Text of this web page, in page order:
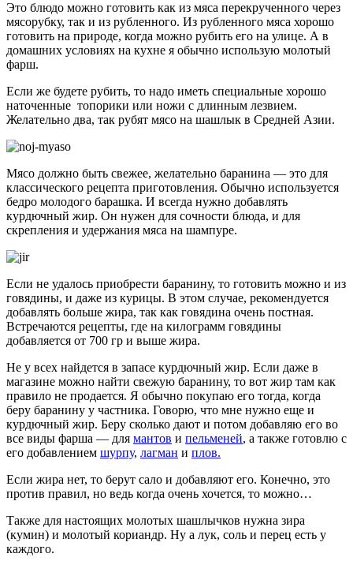
Это блюдо можно готовить как из мяса перекрученного через
мясорубку, так и из рубленного. Из рубленного мяса хорошо
готовить на природе, когда можно рубить его на улице. А в
домашних условиях на кухне я обычно использую молотый
фарш.
Если же будете рубить, то надо иметь специальные хорошо
наточенные топорики или ножи с длинным лезвием.
Желательно два, так рубят мясо на шашлык в Средней Азии.
Мясо должно быть свежее, желательно баранина — это для
классического рецепта приготовления. Обычно используется
бедро молодого барашка. И всегда нужно добавлять
курдючный жир. Он нужен для сочности блюда, и для
скрепления и удержания мяса на шампуре.
Если не удалось приобрести баранину, то готовить можно и из
говядины, и даже из курицы. В этом случае, рекомендуется
добавлять больше жира, так как говядина очень постная.
Встречаются рецепты, где на килограмм говядины
добавляется от 700 гр и выше жира.
Не у всех найдется в запасе курдючный жир. Если даже в
магазине можно найти свежую баранину, то вот жир там как
правило не продается. Я обычно покупаю его тогда, когда
беру баранину у частника. Говорю, что мне нужно еще и
курдючный жир. Беру сколько дают и потом добавляю его во
все виды фарша — для мантов и пельменей, а также готовлю с
его добавлением шурпу, лагман и плов.
Если жира нет, то берут сало и добавляют его. Конечно, это
против правил, но ведь когда очень хочется, то можно…
Также для настоящих молотых шашлычков нужна зира
(кумин) и молотый кориандр. Ну а лук, соль и перец есть у
каждого.